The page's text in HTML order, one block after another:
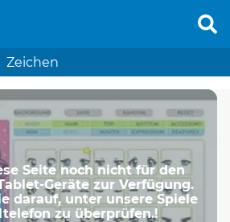
Zeichen
Seite noch nicht für den
Geräte zur Verfügung.
darauf, unter unsere Spiele
zu überprüfen.!